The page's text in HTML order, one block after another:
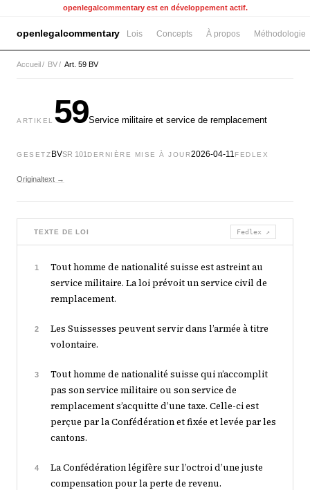
openlegalcommentary est en développement actif.
openlegalcommentary Lois Concepts À propos Méthodologie
Accueil/ BV/ Art. 59 BV
ARTIKEL 59Service militaire et service de remplacement
GESETZ BVSR 101 DERNIÈRE MISE À JOUR2026-04-11FEDLEX
Originaltext →
TEXTE DE LOI Fedlex ↗
1
Tout homme de nationalité suisse est astreint au
service militaire. La loi prévoit un service civil de
remplacement.
2
Les Suissesses peuvent servir dans l’armée à titre
volontaire.
3
Tout homme de nationalité suisse qui n’accomplit
pas son service militaire ou son service de
remplacement s’acquitte d’une taxe. Celle-ci est
perçue par la Confédération et fixée et levée par les
cantons.
4
La Confédération légifère sur l’octroi d’une juste
compensation pour la perte de revenu.